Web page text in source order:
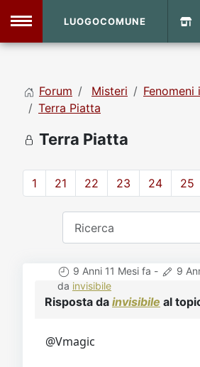
Home
LUOGOCOMUNE
Forum Misteri
Fenomeni
Terra Piatta
Terra Piatta
1 21 22 23 24 25
9 Anni 11 Mesi fa - 9
da invisibile
Risposta da invisibile al
@Vmagic